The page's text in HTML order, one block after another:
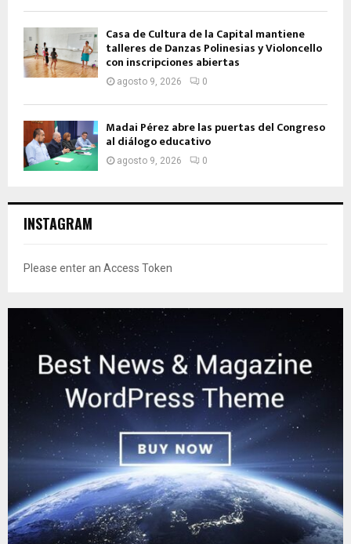
Casa de Cultura de la Capital mantiene
talleres de Danzas Polinesias y Violoncello
con inscripciones abiertas
agosto 9, 2026 0
Madai Pérez abre las puertas del Congreso
al diálogo educativo
agosto 9, 2026 0
INSTAGRAM
Please enter an Access Token